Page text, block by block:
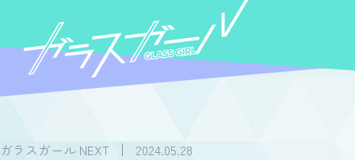
ガラスガール NEXT 2024.05.28